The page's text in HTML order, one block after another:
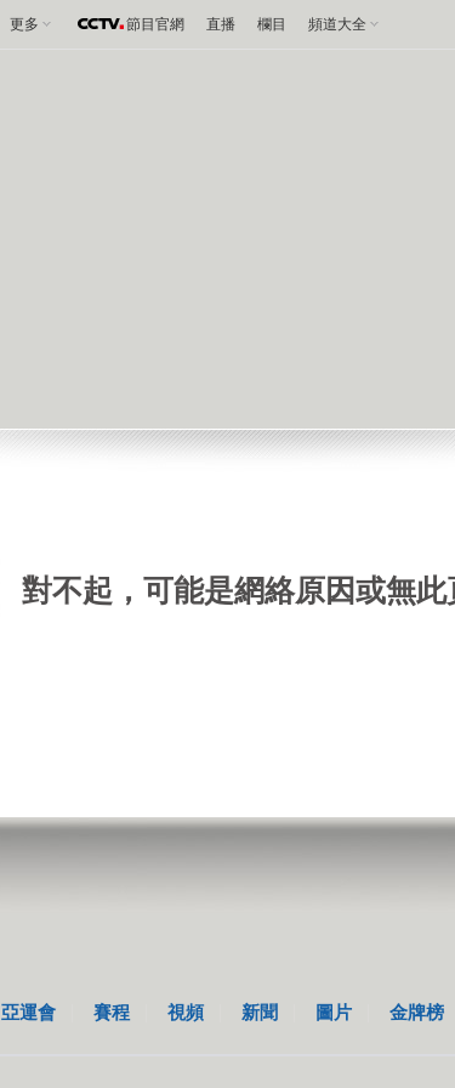
更多 節目官網 直播 欄目 頻道大全
對不起，可能是網絡原因或無此
亞運會 賽程 視頻 新聞 圖片 金牌榜